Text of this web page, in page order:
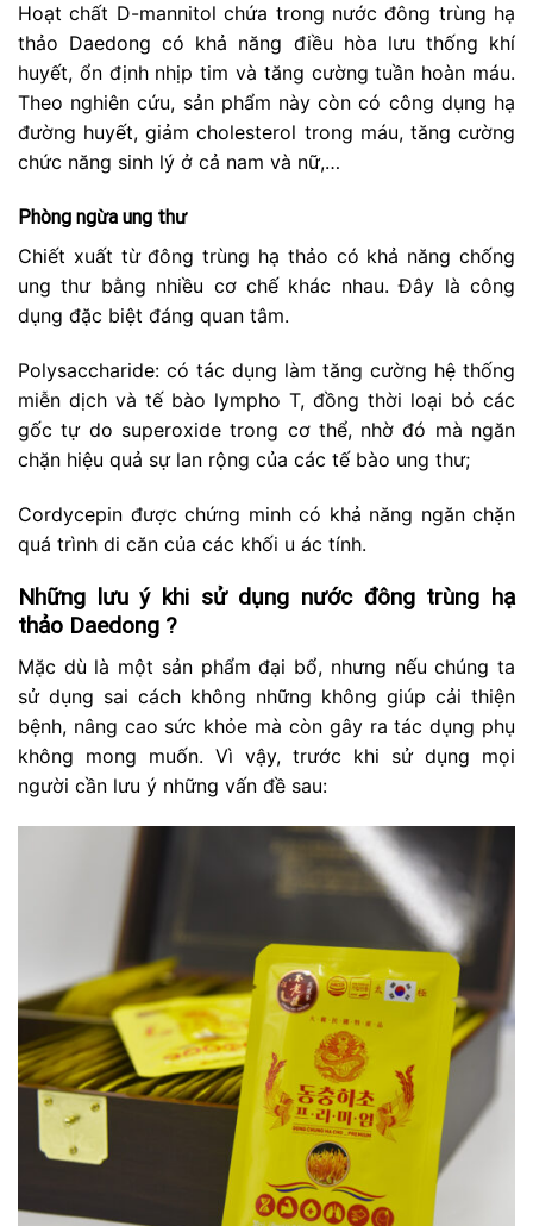
Hoạt chất D-mannitol chứa trong nước đông trùng hạ
thảo Daedong có khả năng điều hòa lưu thống khí
huyết, ổn định nhịp tim và tăng cường tuần hoàn máu.
Theo nghiên cứu, sản phẩm này còn có công dụng hạ
đường huyết, giảm cholesterol trong máu, tăng cường
chức năng sinh lý ở cả nam và nữ,…
Phòng ngừa ung thư
Chiết xuất từ đông trùng hạ thảo có khả năng chống
ung thư bằng nhiều cơ chế khác nhau. Đây là công
dụng đặc biệt đáng quan tâm.
Polysaccharide: có tác dụng làm tăng cường hệ thống
miễn dịch và tế bào lympho T, đồng thời loại bỏ các
gốc tự do superoxide trong cơ thể, nhờ đó mà ngăn
chặn hiệu quả sự lan rộng của các tế bào ung thư;
Cordycepin được chứng minh có khả năng ngăn chặn
quá trình di căn của các khối u ác tính.
Những lưu ý khi sử dụng nước đông trùng hạ
thảo Daedong ?
Mặc dù là một sản phẩm đại bổ, nhưng nếu chúng ta
sử dụng sai cách không những không giúp cải thiện
bệnh, nâng cao sức khỏe mà còn gây ra tác dụng phụ
không mong muốn. Vì vậy, trước khi sử dụng mọi
người cần lưu ý những vấn đề sau: